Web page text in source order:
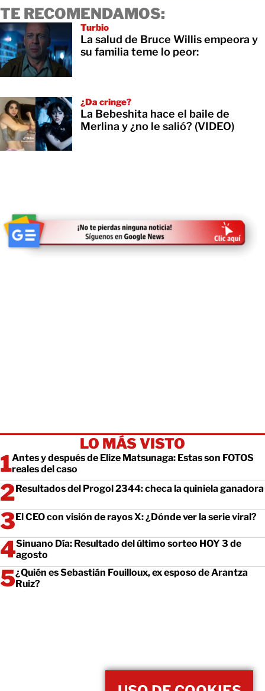
TE RECOMENDAMOS:
Turbio
La salud de Bruce Willis empeora y
su familia teme lo peor:
¿Da cringe?
La Bebeshita hace el baile de
Merlina y ¿no le salió? (VIDEO)
LO MÁS VISTO
Antes y después de Elize Matsunaga: Estas son FOTOS
reales del caso
Resultados del Progol 2344: checa la quiniela ganadora
El CEO con visión de rayos X: ¿Dónde ver la serie viral?
Sinuano Día: Resultado del último sorteo HOY 3 de
agosto
¿Quién es Sebastián Fouilloux, ex esposo de Arantza
Ruiz?